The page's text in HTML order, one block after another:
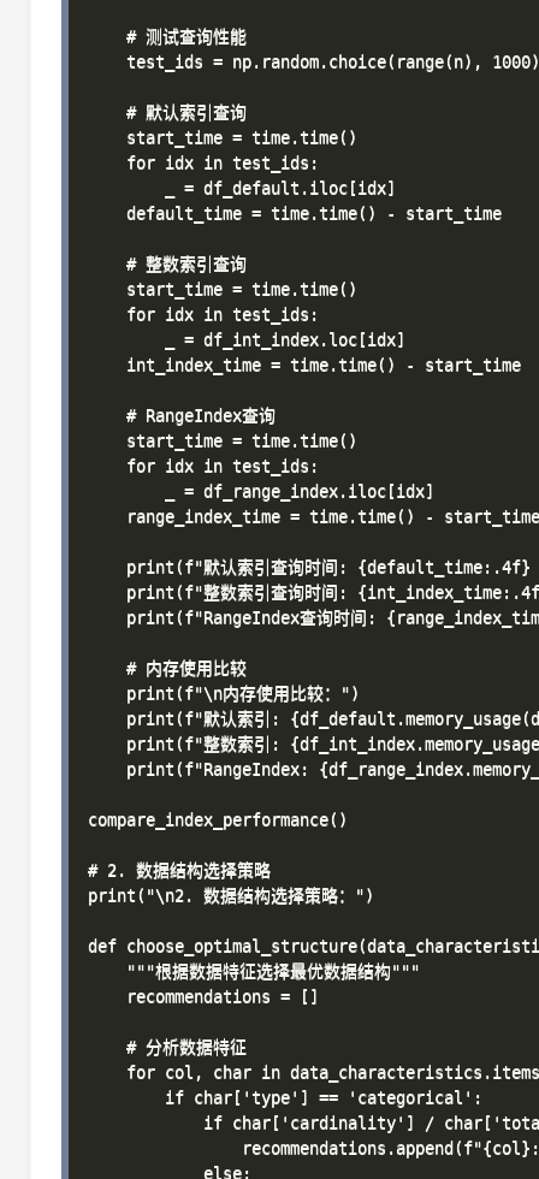
    # 测试查询性能
    test_ids = np.random.choice(range(n), 1000)
    # 默认索引查询
    start_time = time.time()
    for idx in test_ids:
        _ = df_default.iloc[idx]
    default_time = time.time() - start_time
    # 整数索引查询
    start_time = time.time()
    for idx in test_ids:
        _ = df_int_index.loc[idx]
    int_index_time = time.time() - start_time
    # RangeIndex查询
    start_time = time.time()
    for idx in test_ids:
        _ = df_range_index.iloc[idx]
    range_index_time = time.time() - start_time
print(f"默认索引查询时间: {default_time:.4f}
print(f"整数索引查询时间:
print(f"RangeIndex查询时间:
    # 内存使用比较
    print(f"\n内存使用比较：")
print(f"默认索引:
print(f"整数索引:
print(f"RangeIndex:
compare_index_performance()
# 2. 数据结构选择策略
print("\n2. 数据结构选择策略：")
def
    """根据数据特征选择最优数据结构"""
    recommendations = []
    # 分析数据特征
for col, char in
        if char['type'] == 'categorical':
if char['cardinality'] /
            else: